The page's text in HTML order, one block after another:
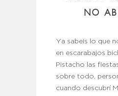
NO
Ya sabeis lo que
en escarabajos
Pistacho las
sobre todo,
cuando descubrí